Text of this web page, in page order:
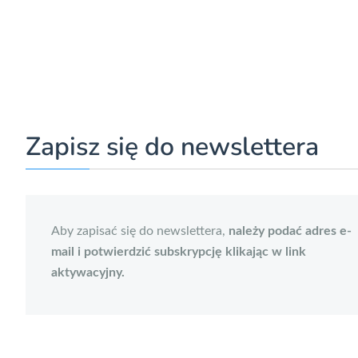
Zapisz się do newslettera
Aby zapisać się do newslettera, należy podać adres e-
mail i potwierdzić subskrypcję klikając w link
aktywacyjny.